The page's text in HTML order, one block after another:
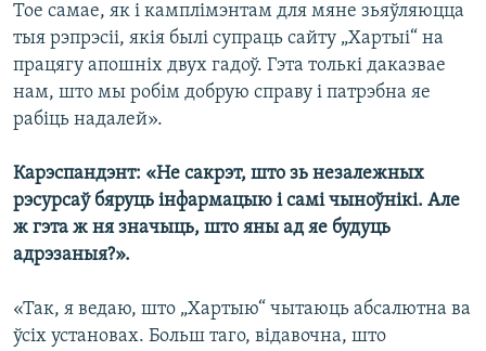
Тое самае, як і камплімэнтам для мяне зьяўляюцца
тыя рэпрэсіі, якія былі супраць сайту „Хартыі“ на
працягу апошніх двух гадоў. Гэта толькі даказвае
нам, што мы робім добрую справу і патрэбна яе
рабіць надалей».
Карэспандэнт: «Не сакрэт, што зь незалежных
рэсурсаў бяруць інфармацыю і самі чыноўнікі. Але
ж гэта ж ня значыць, што яны ад яе будуць
адрэзаныя?».
«Так, я ведаю, што „Хартыю“ чытаюць абсалютна ва
ўсіх установах. Больш таго, відавочна, што